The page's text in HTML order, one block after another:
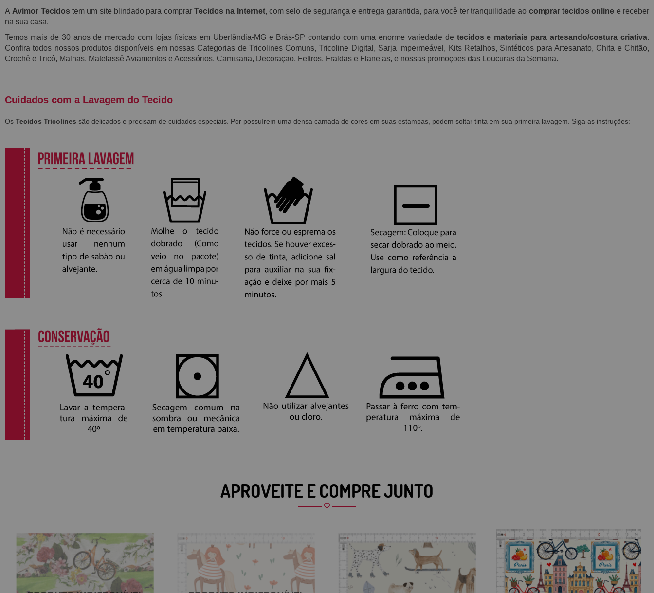
A Avimor Tecidos tem um site blindado para comprar Tecidos na Internet, com selo de segurança e entrega garantida, para você ter tranquilidade ao comprar tecidos online e receber
na sua casa.
Temos mais de 30 anos de mercado com lojas físicas em Uberlândia-MG e Brás-SP contando com uma enorme variedade de tecidos e materiais para artesando/costura criativa.
Confira todos nossos produtos disponíveis em nossas Categorias de Tricolines Comuns, Tricoline Digital, Sarja Impermeável, Kits Retalhos, Sintéticos para Artesanato, Chita e Chitão,
Crochê e Tricô, Malhas, Matelassê Aviamentos e Acessórios, Camisaria, Decoração, Feltros, Fraldas e Flanelas, e nossas promoções das Loucuras da Semana.
Cuidados com a Lavagem do Tecido
Os Tecidos Tricolines são delicados e precisam de cuidados especiais. Por possuírem uma densa camada de cores em suas estampas, podem soltar tinta em sua primeira lavagem. Siga as instruções:
APROVEITE E COMPRE JUNTO